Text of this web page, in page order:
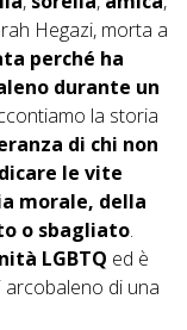
Hegazi, morta a
perché ha
durante un
la storia
di chi non
le vite
morale, della
o sbagliato.
LGBTQ ed è
di una